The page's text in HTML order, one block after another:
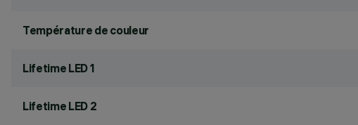
Température de couleur
Lifetime LED 1
Lifetime LED 2